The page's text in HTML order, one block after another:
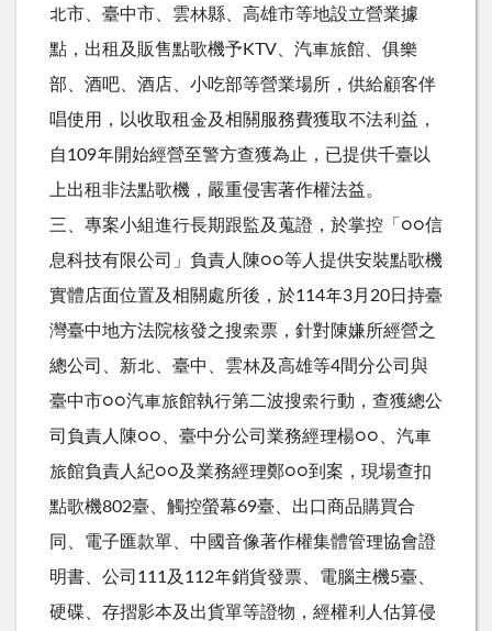
北市、臺中市、雲林縣、高雄市等地設立營業據
點，出租及販售點歌機予KTV、汽車旅館、俱樂
部、酒吧、酒店、小吃部等營業場所，供給顧客伴
唱使用，以收取租金及相關服務費獲取不法利益，
自109年開始經營至警方查獲為止，已提供千臺以
上出租非法點歌機，嚴重侵害著作權法益。
三、專案小組進行長期跟監及蒐證，於掌控「○○信
息科技有限公司」負責人陳○○等人提供安裝點歌機
實體店面位置及相關處所後，於114年3月20日持臺
灣臺中地方法院核發之搜索票，針對陳嫌所經營之
總公司、新北、臺中、雲林及高雄等4間分公司與
臺中市○○汽車旅館執行第二波搜索行動，查獲總公
司負責人陳○○、臺中分公司業務經理楊○○、汽車
旅館負責人紀○○及業務經理鄭○○到案，現場查扣
點歌機802臺、觸控螢幕69臺、出口商品購買合
同、電子匯款單、中國音像著作權集體管理協會證
明書、公司111及112年銷貨發票、電腦主機5臺、
硬碟、存摺影本及出貨單等證物，經權利人估算侵